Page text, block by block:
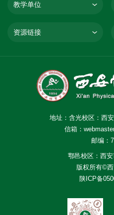
教学单位
资源链接
地址：含光校区：西
信箱：
邮编：
鄠邑校区：西
版权所有©
陕ICP备